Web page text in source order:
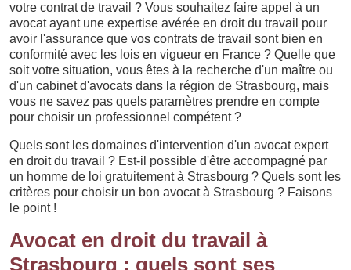
votre contrat de travail ? Vous souhaitez faire appel à un
avocat ayant une expertise avérée en droit du travail pour
avoir l'assurance que vos contrats de travail sont bien en
conformité avec les lois en vigueur en France ? Quelle que
soit votre situation, vous êtes à la recherche d'un maître ou
d'un cabinet d'avocats dans la région de Strasbourg, mais
vous ne savez pas quels paramètres prendre en compte
pour choisir un professionnel compétent ?
Quels sont les domaines d'intervention d'un avocat expert
en droit du travail ? Est-il possible d'être accompagné par
un homme de loi gratuitement à Strasbourg ? Quels sont les
critères pour choisir un bon avocat à Strasbourg ? Faisons
le point !
Avocat en droit du travail à
Strasbourg : quels sont ses